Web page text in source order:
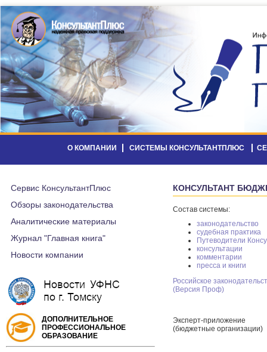
О КОМПАНИИ СИСТЕМЫ КОНСУЛЬТАНТПЛЮС
Сервис КонсультантПлюс
Обзоры законодательства
Аналитические материалы
Журнал "Главная книга"
Новости компании
ДОПОЛНИТЕЛЬНОЕ
ПРОФЕССИОНАЛЬНОЕ
ОБРАЗОВАНИЕ
КОНСУЛЬТАНТ
Состав системы:
законодательство
судебная практика
Путеводители
консультации
комментарии
пресса и книги
Российское
(Версия Проф)
Эксперт-приложение
(бюджетные организации)